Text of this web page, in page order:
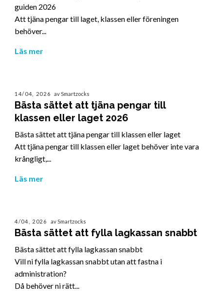
guiden 2026
Att tjäna pengar till laget, klassen eller föreningen
behöver...
Läs mer
14/04, 2026 av Smartzocks
Bästa sättet att tjäna pengar till
klassen eller laget 2026
Bästa sättet att tjäna pengar till klassen eller laget
Att tjäna pengar till klassen eller laget behöver inte vara
krångligt,...
Läs mer
4/04, 2026 av Smartzocks
Bästa sättet att fylla lagkassan snabbt
Bästa sättet att fylla lagkassan snabbt
Vill ni fylla lagkassan snabbt utan att fastna i
administration?
Då behöver ni rätt...